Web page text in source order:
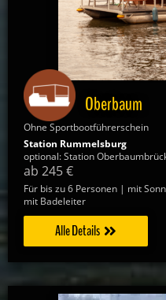
Oberbaum
Ohne Sportbootführerschein
Station Rummelsburg
optional: Station
ab 245 €
Für bis zu 6 Personen | mit
mit Badeleiter
Alle Details